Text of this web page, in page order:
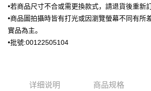
台新国际商业银行
中国信托商
台湾乐天信用卡公司
元大商业银行
永丰商业银
玉山商业银行
星展（台湾
台湾乐天信用卡公司
新竹物流宅配
每笔NT$120，满NT$3,000(含以上)免运费
新竹物流離島宅配
•若商品尺寸不合或需更換款式，請退貨後重新訂
•商品圖拍攝時皆有打光或因瀏覽螢幕不同有所
實品為主。
•批號:00122505104
详细说明 商品规格